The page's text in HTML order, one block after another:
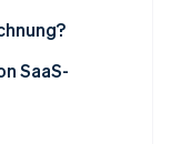
SaaS-